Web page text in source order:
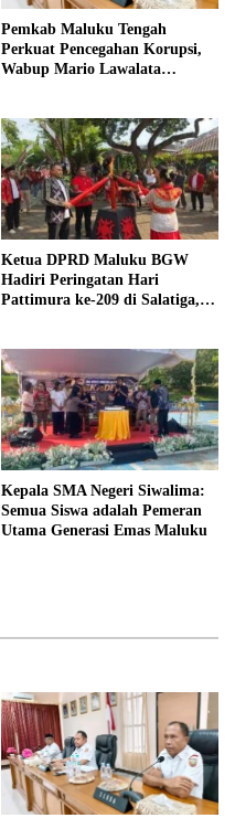
Pemkab Maluku Tengah
Perkuat Pencegahan Korupsi,
Wabup Mario Lawalata
Ketua DPRD Maluku BGW
Hadiri Peringatan Hari
Pattimura ke-209 di Salatiga,
Kepala SMA Negeri Siwalima:
Semua Siswa adalah Pemeran
Utama Generasi Emas Maluku